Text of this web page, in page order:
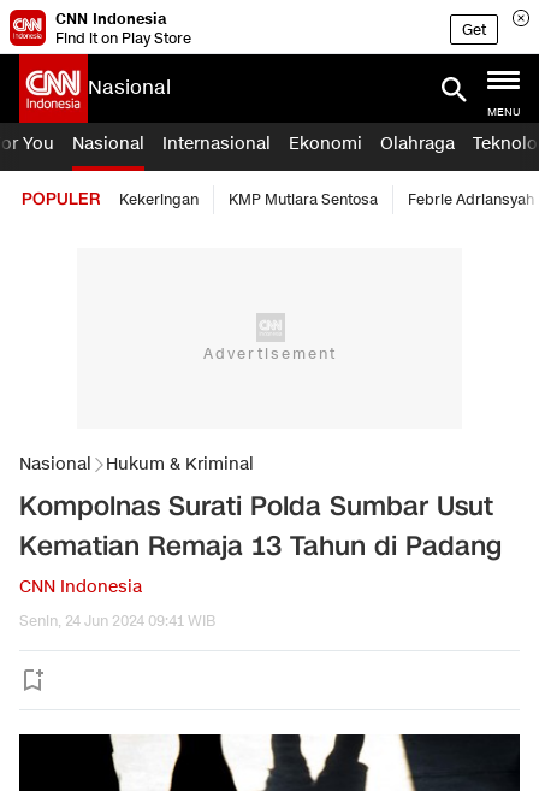
CNN Indonesia
Find it on Play Store
Get
Nasional
MENU
You Nasional Internasional Ekonomi Olahraga
POPULER Kekeringan KMP Mutiara Sentosa Febrie Adriansyah
Nasional Hukum & Kriminal
Kompolnas Surati Polda Sumbar Usut
Kematian Remaja 13 Tahun di Padang
CNN Indonesia
Senin, 24 Jun 2024 09:41 WIB